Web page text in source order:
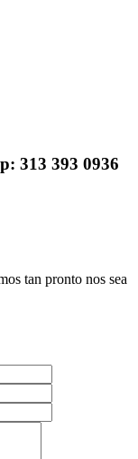
313 393 0936
tan pronto nos sea